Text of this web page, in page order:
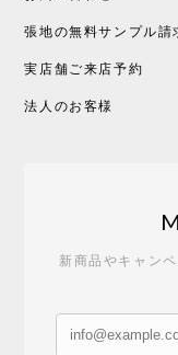
張地の無料サンプル請
実店舗ご来店予約
法人のお客様
新商品やキャン